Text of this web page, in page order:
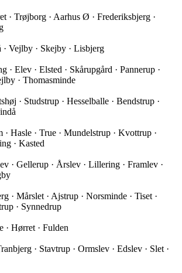
· Trøjborg · Aarhus Ø · Frederiksbjerg ·
Vejlby · Skejby · Lisbjerg
· Elev · Elsted · Skårupgård · Pannerup ·
· Thomasminde
· Studstrup · Hesselballe · Bendstrup ·
· Hasle · True · Mundelstrup · Kvottrup ·
· Kasted
· Gellerup · Årslev · Lillering · Framlev ·
· Mårslet · Ajstrup · Norsminde · Tiset ·
· Synnedrup
· Hørret · Fulden
· Stavtrup · Ormslev · Edslev · Slet ·